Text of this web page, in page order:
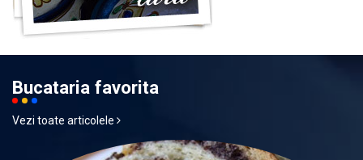
Bucataria favorita
Vezi toate articolele